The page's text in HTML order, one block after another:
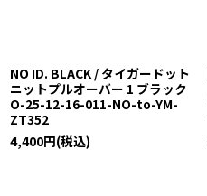
NO ID. BLACK / タイガードット
ニットプルオーバー 1 ブラック
O-25-12-16-011-NO-to-YM-
ZT352
4,400円(税込)